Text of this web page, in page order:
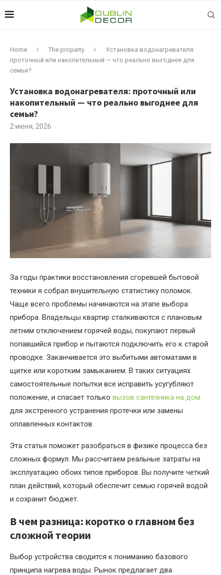
Home The property
Установка водонагревателя:
проточный или накопительный — что реально выгоднее для
семьи?
Установка водонагревателя: проточный или
накопительный — что реально выгоднее для
семьи?
2 июня, 2026
За годы практики восстановления сгоревшей бытовой
техники я собрал внушительную статистику поломок.
Чаще всего проблемы начинаются на этапе выбора
прибора. Владельцы квартир сталкиваются с плановым
летним отключением горячей воды, покупают первый
попавшийся прибор и пытаются подключить его к старой
проводке. Заканчивается это выбитыми автоматами в
щитке или коротким замыканием. В таких ситуациях
самостоятельные попытки все исправить усугубляют
положение, и спасает только вызов сантехника на дом
для экстренного устранения протечки или замены
оплавленных контактов.
Эта статья поможет разобраться в физике процесса без
сложных формул. Мы рассчитаем реальные затраты на
эксплуатацию обоих типов приборов. Вы получите четкий
план действий, который обеспечит семью горячей водой
и сохранит бюджет.
В чем разница: коротко о главном без
сложной теории
Выбор устройства сводится к пониманию базового
принципа нагрева воды. Рынок предлагает два